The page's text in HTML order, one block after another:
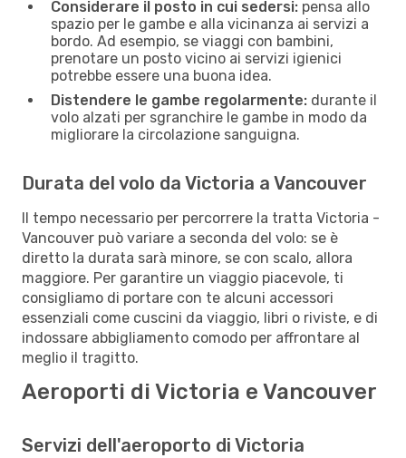
Considerare il posto in cui sedersi: pensa allo
spazio per le gambe e alla vicinanza ai servizi a
bordo. Ad esempio, se viaggi con bambini,
prenotare un posto vicino ai servizi igienici
potrebbe essere una buona idea.
Distendere le gambe regolarmente: durante il
volo alzati per sgranchire le gambe in modo da
migliorare la circolazione sanguigna.
Durata del volo da Victoria a Vancouver
Il tempo necessario per percorrere la tratta Victoria -
Vancouver può variare a seconda del volo: se è
diretto la durata sarà minore, se con scalo, allora
maggiore. Per garantire un viaggio piacevole, ti
consigliamo di portare con te alcuni accessori
essenziali come cuscini da viaggio, libri o riviste, e di
indossare abbigliamento comodo per affrontare al
meglio il tragitto.
Aeroporti di Victoria e Vancouver
Servizi dell'aeroporto di Victoria